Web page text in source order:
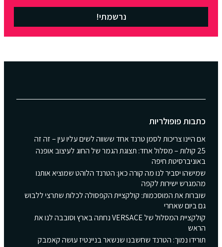
נרשמתי!
כתבות פופולריות
אם היינו צריכות לסמן טרנד אחד ששווה לשים עליו עין – זה זה
25 קולות – מסלול אחד: תצוגת הגמר של החוג לעיצוב אופנה
באוניברסיטת חיפה
שמישהו יסביר לנו מה קורה כאן: הטרנד הלוהט שמוציא אותנו
מהמגרש ישירות לקפה
שוברות את המוסכמות: קולקציית הקפסולה לכלות שתרצי ללבוש
גם ביום שאחרי
קולקציית המסלול של VERSACE נחתה בארץ וסובבה לנו את
הראש
תורידו נמוך: הטרנד שחשבנו שנשאר בניינטיז עושה קאמבק